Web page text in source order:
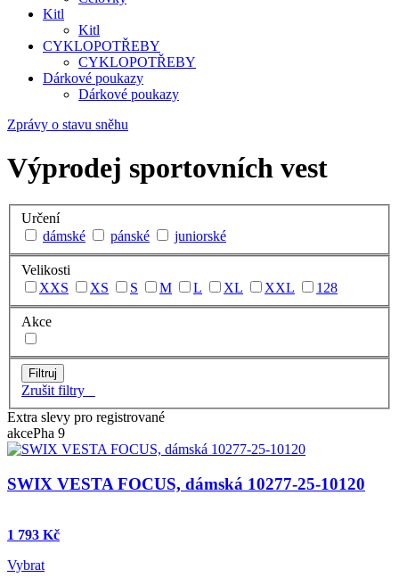
Kitl
Kitl
CYKLOPOTŘEBY
CYKLOPOTŘEBY
Dárkové poukazy
Dárkové poukazy
Zprávy o stavu sněhu
Výprodej sportovních vest
Určení
dámské
pánské juniorské
Velikosti
XXS
XS S M L XL XXL 128
Akce
Zrušit filtry
Extra slevy pro registrované
akcePha 9
SWIX VESTA FOCUS, dámská 10277-25-10120
1 793 Kč
Vybrat